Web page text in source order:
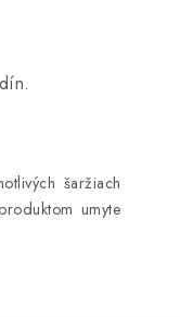
šaržiach
umyte